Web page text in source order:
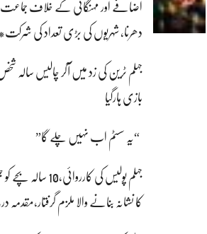
اضافے اور مہنگائی کے خلاف جماعت
دھرنا، شہریوں کی بڑی تعداد کی
جہلم ٹرین کی زد میں آکر چالیس سالہ
بازی ہارگیا
“یہ سسٹم اب نہیں چلے گا”
جہلم پولیس کی
کا نشانہ بنانے والا ملزم گرفتار،مقدمہ